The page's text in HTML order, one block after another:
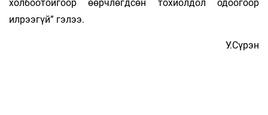
холбоотойгоор өөрч­лөгд­сөн тохиолдол одоогоор
илрээгүй” гэлээ.
У.Сүрэн